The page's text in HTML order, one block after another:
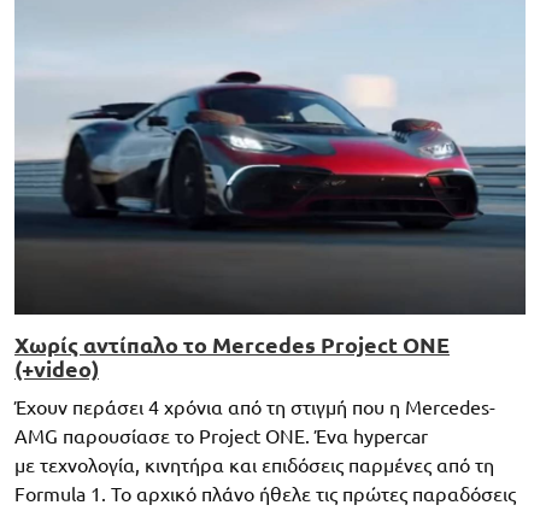
Χωρίς αντίπαλο το Mercedes Project ONE
(+video)
Έχουν περάσει 4 χρόνια από τη στιγμή που η Mercedes-
AMG παρουσίασε το Project ONE. Ένα hypercar
με τεχνολογία, κινητήρα και επιδόσεις παρμένες από τη
Formula 1. Το αρχικό πλάνο ήθελε τις πρώτες παραδόσεις